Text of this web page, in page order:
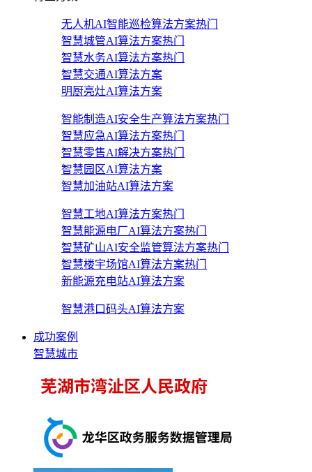
无人机AI智能巡检算法方案热门
智慧城管AI算法方案热门
智慧水务AI算法方案热门
智慧交通AI算法方案
明厨亮灶AI算法方案
智能制造AI安全生产算法方案热门
智慧应急AI算法方案热门
智慧零售AI解决方案热门
智慧园区AI算法方案
智慧加油站AI算法方案
智慧工地AI算法方案热门
智慧能源电厂AI算法方案热门
智慧矿山AI安全监管算法方案热门
智慧楼宇场馆AI算法方案热门
新能源充电站AI算法方案
智慧港口码头AI算法方案
成功案例
智慧城市